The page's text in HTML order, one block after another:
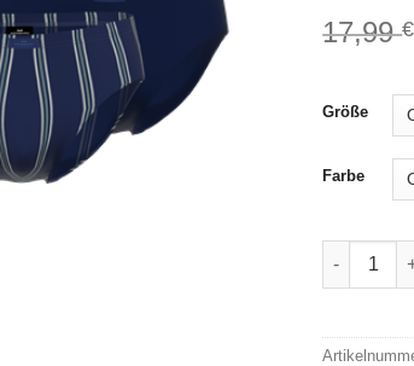
17,99€
Größe
Farbe
Götzburg